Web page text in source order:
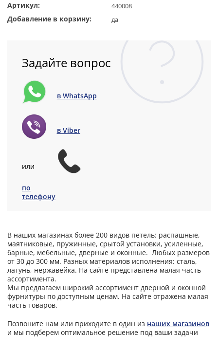
Артикул: 440008
Добавление в корзину: да
Задайте вопрос
в WhatsApp
в Viber
или
по
телефону
В наших магазинах более 200 видов петель: распашные,
маятниковые, пружинные, срытой установки, усиленные,
барные, мебельные, дверные и оконные. Любых размеров
от 30 до 300 мм. Разных материалов исполнения: сталь,
латунь, нержавейка. На сайте представлена малая часть
ассортимента.
Мы предлагаем широкий ассортимент дверной и оконной
фурнитуры по доступным ценам. На сайте отражена малая
часть товаров.
Позвоните нам или приходите в один из наших магазинов
и мы подберем оптимальное решение под ваши задачи